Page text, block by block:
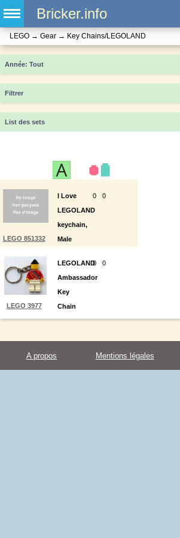
Bricker.info
LEGO → Gear → Key Chains/LEGOLAND
Année
Filtrer
List des sets
LEGO 851332
I Love
LEGOLAND
keychain,
Male
0 0
LEGO 3977
LEGOLAND
Ambassador
Key
Chain
0 0
A propos Mentions légales